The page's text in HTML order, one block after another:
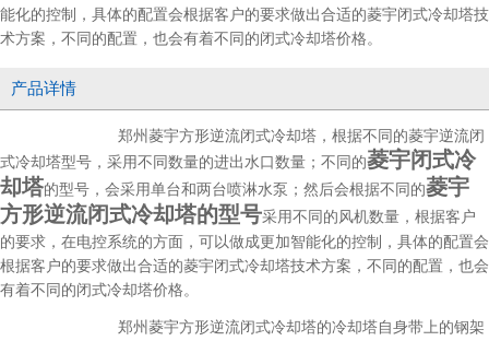
能化的控制，具体的配置会根据客户的要求做出合适的菱宇闭式冷却塔技
术方案，不同的配置，也会有着不同的闭式冷却塔价格。
产品详情
郑州菱宇方形逆流闭式冷却塔，根据不同的菱宇逆流闭
式冷却塔型号，采用不同数量的进出水口数量；不同的菱宇闭式冷
却塔的型号，会采用单台和两台喷淋水泵；然后会根据不同的菱宇
方形逆流闭式冷却塔的型号采用不同的风机数量，根据客户
的要求，在电控系统的方面，可以做成更加智能化的控制，具体的配置会
根据客户的要求做出合适的菱宇闭式冷却塔技术方案，不同的配置，也会
有着不同的闭式冷却塔价格。
郑州菱宇方形逆流闭式冷却塔的冷却塔自身带上的钢架